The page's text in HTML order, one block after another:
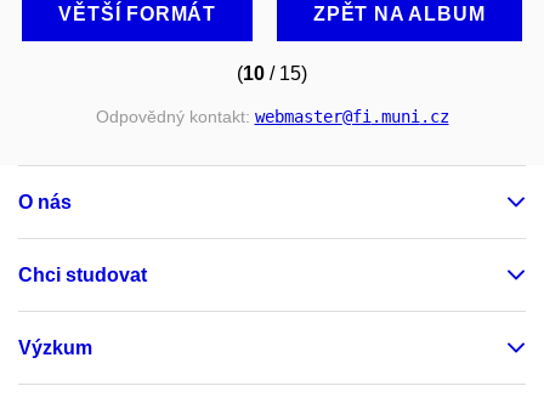
VĚTŠÍ FORMÁT ZPĚT NA ALBUM
(10 / 15)
Odpovědný kontakt: webmaster@fi.muni.cz
O nás
Chci studovat
Výzkum